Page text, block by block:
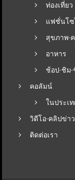
ท่องเที่ยว
แฟชั่นโซ
สุขภาพ-
อาหาร
ช้อป-ชิม-
คอลัมน์
ในประเ
วิดีโอ-คลิปข่าว
ติดต่อเรา